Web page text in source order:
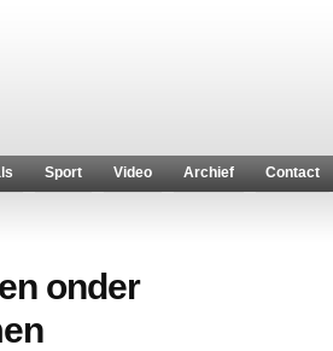
Sport Video Archief Contact
onder